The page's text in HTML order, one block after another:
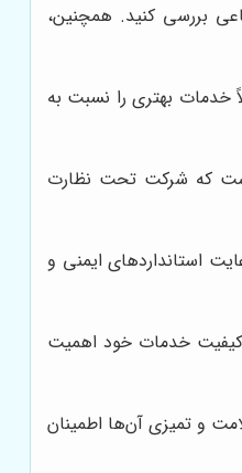
بررسی کنید. همچنین،
خدمات بهتری را نسبت به
است که شرکت تحت نظارت
استانداردهای ایمنی و
کیفیت خدمات خود اهمیت
و تمیزی آن‌ها اطمینان